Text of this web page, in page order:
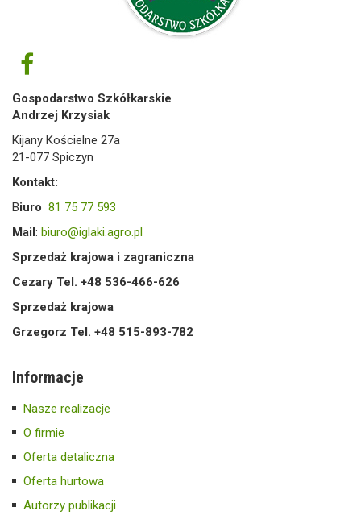
Gospodarstwo Szkółkarskie
Andrzej Krzysiak
Kijany Kościelne 27a
21-077 Spiczyn
Kontakt:
Biuro 81 75 77 593
Mail: biuro@iglaki.agro.pl
Sprzedaż krajowa i zagraniczna
Cezary Tel. +48 536-466-626
Sprzedaż krajowa
Grzegorz Tel. +48 515-893-782
Informacje
Nasze realizacje
O firmie
Oferta detaliczna
Oferta hurtowa
Autorzy publikacji